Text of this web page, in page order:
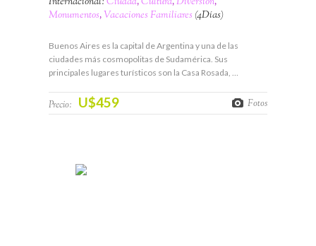
Monumentos,Vacaciones Familiares (4Días)
Buenos Aires es la capital de Argentina y una de las
ciudades más cosmopolitas de Sudamérica. Sus
principales lugares turísticos son la Casa Rosada, …
Precio: U$459 Fotos